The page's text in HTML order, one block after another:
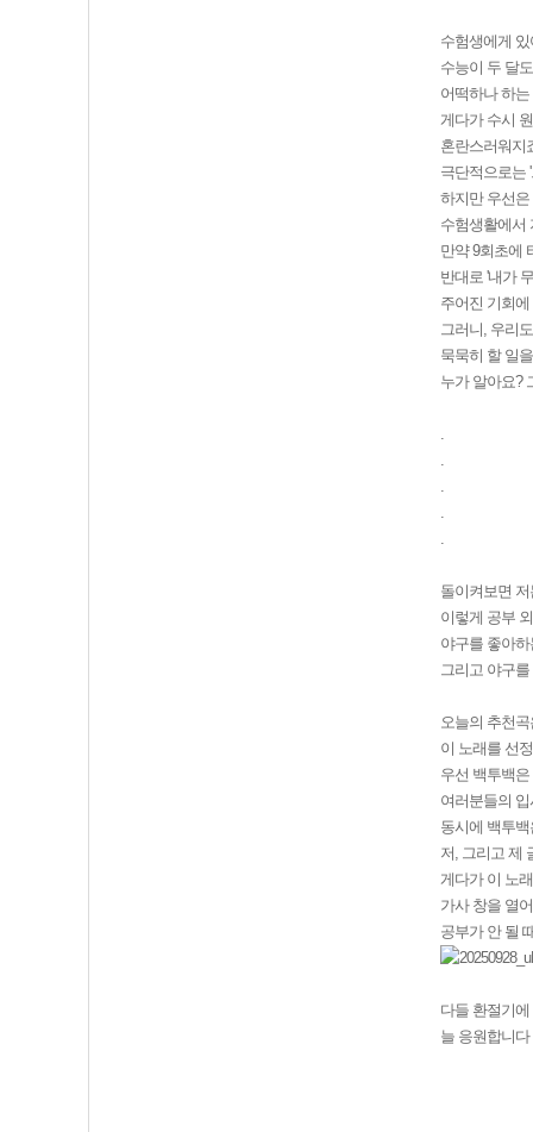
수험생에게
수능이 두 달
어떡하나 하는
게다가 수시
혼란스러워지
극단적으로는
하지만 우선
수험생활에서
만약 9회초에
반대로 '내가
주어진 기회
그러니, 우리
묵묵히 할 일
누가 알아요?
.
.
.
.
.
돌이켜보면
이렇게 공부
야구를 좋아
그리고 야구
오늘의 추천
이 노래를 선
우선 백투백
여러분들의
동시에 백투
저, 그리고 제
게다가 이 노
가사 창을 열
공부가 안 될
다들 환절기
늘 응원합니다